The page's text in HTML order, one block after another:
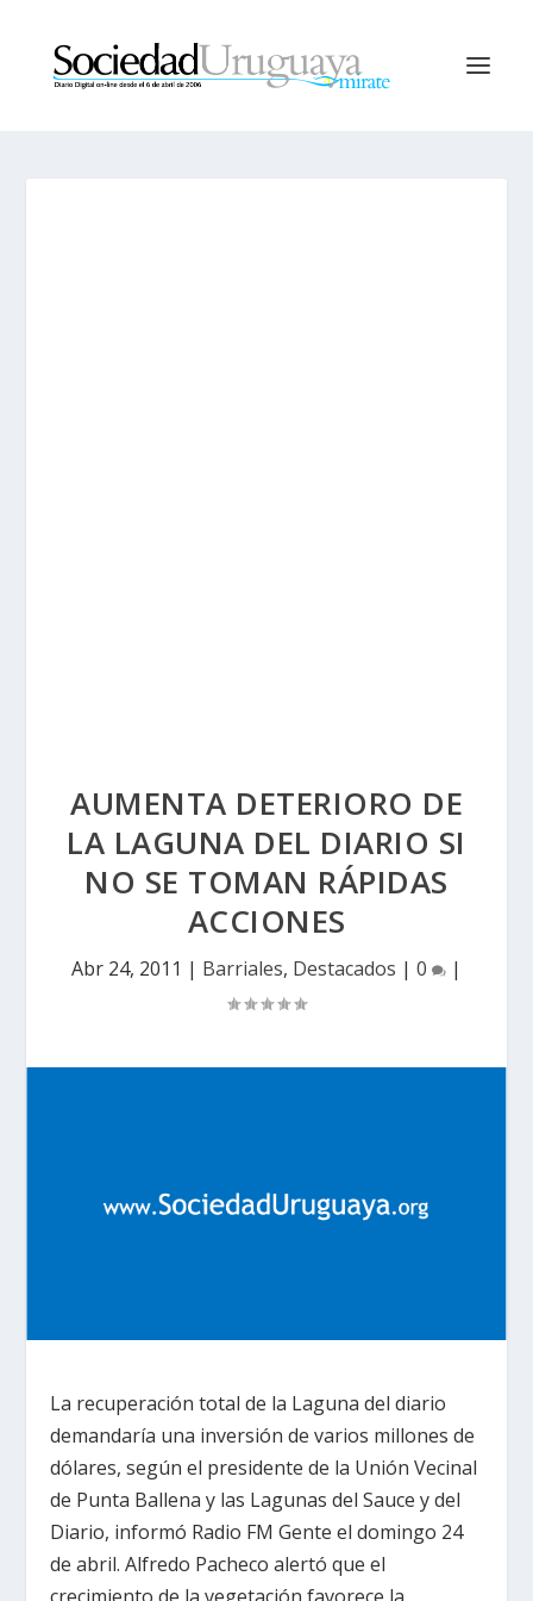
AUMENTA DETERIORO DE
LA LAGUNA DEL DIARIO SI
NO SE TOMAN RÁPIDAS
ACCIONES
Abr 24, 2011 | Barriales, Destacados | 0 |
La recuperación total de la Laguna del diario
demandaría una inversión de varios millones de
dólares, según el presidente de la Unión Vecinal
de Punta Ballena y las Lagunas del Sauce y del
Diario, informó Radio FM Gente el domingo 24
de abril. Alfredo Pacheco alertó que el
crecimiento de la vegetación favorece la